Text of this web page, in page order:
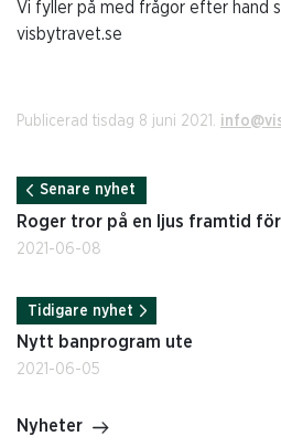
Vi fyller på med frågor efter hand
visbytravet.se
Publicerad tisdag 8 juni 2021.
Senare nyhet
Roger tror på en ljus framtid
2021-06-08
Tidigare nyhet
Nytt banprogram ute
2021-06-05
Nyheter